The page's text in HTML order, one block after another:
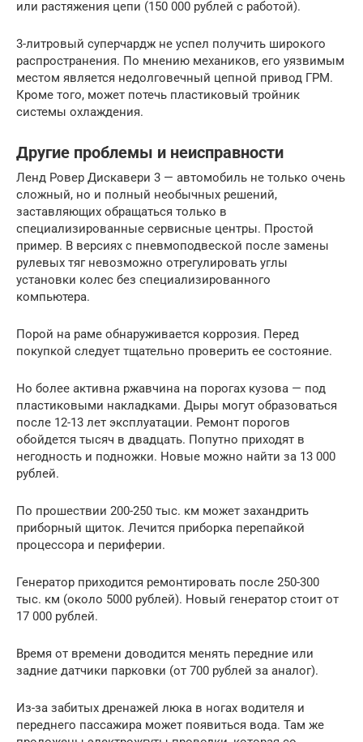
или растяжения цепи (150 000 рублей с работой).
3-литровый суперчардж не успел получить широкого
распространения. По мнению механиков, его уязвимым
местом является недолговечный цепной привод ГРМ.
Кроме того, может потечь пластиковый тройник
системы охлаждения.
Другие проблемы и неисправности
Ленд Ровер Дискавери 3 — автомобиль не только очень
сложный, но и полный необычных решений,
заставляющих обращаться только в
специализированные сервисные центры. Простой
пример. В версиях с пневмоподвеской после замены
рулевых тяг невозможно отрегулировать углы
установки колес без специализированного
компьютера.
Порой на раме обнаруживается коррозия. Перед
покупкой следует тщательно проверить ее состояние.
Но более активна ржавчина на порогах кузова — под
пластиковыми накладками. Дыры могут образоваться
после 12-13 лет эксплуатации. Ремонт порогов
обойдется тысяч в двадцать. Попутно приходят в
негодность и подножки. Новые можно найти за 13 000
рублей.
По прошествии 200-250 тыс. км может захандрить
приборный щиток. Лечится приборка перепайкой
процессора и периферии.
Генератор приходится ремонтировать после 250-300
тыс. км (около 5000 рублей). Новый генератор стоит от
17 000 рублей.
Время от времени доводится менять передние или
задние датчики парковки (от 700 рублей за аналог).
Из-за забитых дренажей люка в ногах водителя и
переднего пассажира может появиться вода. Там же